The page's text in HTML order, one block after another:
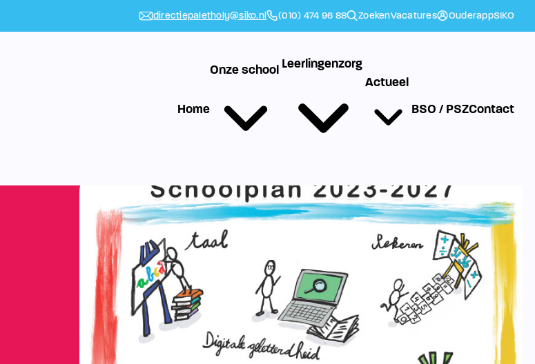
directiepaletholy@siko.nl (010) 474 96 88 ZoekenVacatures OuderappSIKO
Home
Onze school Leerlingenzorg
Actueel
BSO / PSZContact